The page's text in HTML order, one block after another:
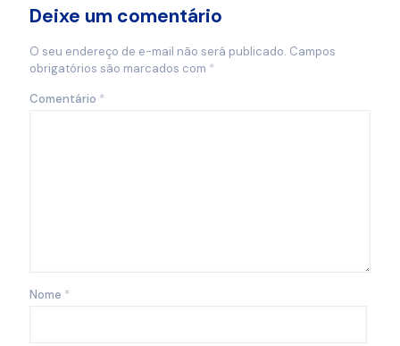
Deixe um comentário
O seu endereço de e-mail não será publicado. Campos
obrigatórios são marcados com *
Comentário *
Nome *